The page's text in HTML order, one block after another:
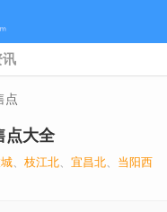
讯
点
点大全
、 枝江北、 宜昌北、 当阳西